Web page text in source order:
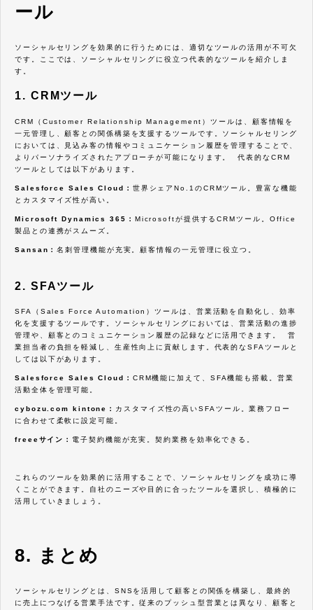
ール
ソーシャルセリングを効果的に行うためには、適切なツールの活用が不可欠
です。ここでは、ソーシャルセリングに役立つ代表的なツールを紹介しま
す。
1. CRMツール
CRM（Customer Relationship Management）ツールは、顧客情報を
一元管理し、顧客との関係構築を支援するツールです。ソーシャルセリング
においては、見込み客の情報やコミュニケーション履歴を管理することで、
よりパーソナライズされたアプローチが可能になります。 代表的なCRM
ツールとしては以下があります。
Salesforce Sales Cloud： 世界シェアNo.1のCRMツール。豊富な機能
とカスタマイズ性が高い。
Microsoft Dynamics 365： Microsoftが提供するCRMツール。Office
製品との連携がスムーズ。
Sansan：名刺管理機能が充実。顧客情報の一元管理に役立つ。
2. SFAツール
SFA（Sales Force Automation）ツールは、営業活動を自動化し、効率
化を支援するツールです。ソーシャルセリングにおいては、営業活動の進捗
管理や、顧客とのコミュニケーション履歴の記録などに活用できます。 営
業担当者の負担を軽減し、生産性向上に貢献します。代表的なSFAツールと
しては以下があります。
Salesforce Sales Cloud： CRM機能に加えて、SFA機能も搭載。営業
活動全体を管理可能。
cybozu.com kintone： カスタマイズ性の高いSFAツール。業務フロー
に合わせて柔軟に設定可能。
freeeサイン： 電子契約機能が充実。契約業務を効率化できる。
これらのツールを効果的に活用することで、ソーシャルセリングを成功に導
くことができます。自社のニーズや目的に合ったツールを選択し、積極的に
活用していきましょう。
8. まとめ
ソーシャルセリングとは、SNSを活用して顧客との関係を構築し、最終的
に売上につなげる営業手法です。従来のプッシュ型営業とは異なり、顧客と